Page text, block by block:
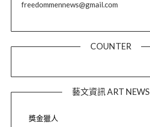
freedommennews@gmail.com
COUNTER
藝文資訊 ART NEWS
獎金獵人